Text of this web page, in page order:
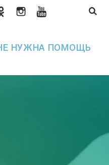
НУЖНА ПОМОЩЬ